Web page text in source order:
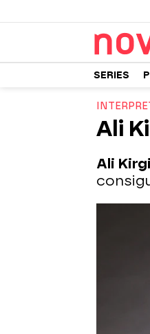
SERIES
Ali
Ali